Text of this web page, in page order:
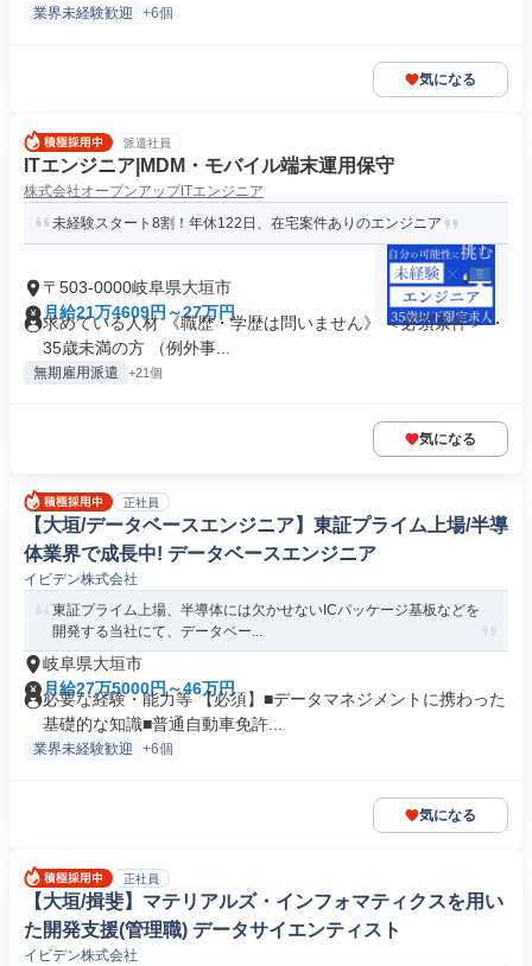
業界未経験歓迎 +6個
気になる
派遣社員
ITエンジニア|MDM・モバイル端末運用保守
株式会社オープンアップITエンジニア
未経験スタート8割！年休122日、在宅案件ありのエンジニア
〒503-0000岐阜県大垣市
月給21万4609円～27万円
求めている人材 《職歴・学歴は問いません》 ＜必須条件＞ ・
35歳未満の方 （例外事...
無期雇用派遣 +21個
気になる
正社員
【大垣/データベースエンジニア】東証プライム上場/半導
体業界で成長中! データベースエンジニア
イビデン株式会社
東証プライム上場、半導体には欠かせないICパッケージ基板などを
開発する当社にて、データベー...
岐阜県大垣市
月給27万5000円～46万円
必要な経験・能力等 【必須】■データマネジメントに携わった
基礎的な知識■普通自動車免許...
業界未経験歓迎 +6個
気になる
正社員
【大垣/揖斐】マテリアルズ・インフォマティクスを用い
た開発支援(管理職) データサイエンティスト
イビデン株式会社